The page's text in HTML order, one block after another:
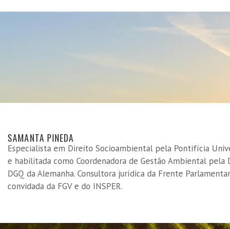
SAMANTA PINEDA
Especialista em Direito Socioambiental pela Pontifícia
e habilitada como Coordenadora de Gestão Ambiental
DGQ da Alemanha. Consultora jurídica da Frente
convidada da FGV e do INSPER.